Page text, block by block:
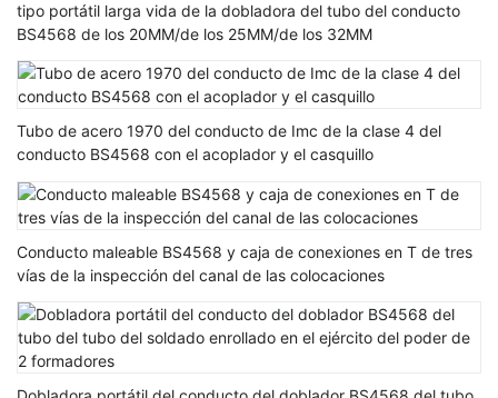
tipo portátil larga vida de la dobladora del tubo del conducto
BS4568 de los 20MM/de los 25MM/de los 32MM
Tubo de acero 1970 del conducto de Imc de la clase 4 del
conducto BS4568 con el acoplador y el casquillo
Conducto maleable BS4568 y caja de conexiones en T de tres
vías de la inspección del canal de las colocaciones